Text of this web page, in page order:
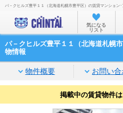
お部屋を探
沿線
家賃
通勤
物件
パ－クヒルズ豊平１１（北海道札幌市豊平区）の賃貸マンション
気になる
リスト
パ－クヒルズ豊平１１（北海道札幌
物情報
物件概要 お問い
掲載中の賃貸物件は